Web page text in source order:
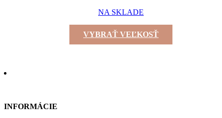
NA SKLADE
VYBRAŤ VEĽKOSŤ
INFORMÁCIE